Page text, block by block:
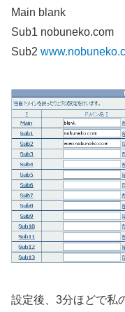
Main blank
Sub1 nobuneko.com
Sub2
設定後、3分ほどで私